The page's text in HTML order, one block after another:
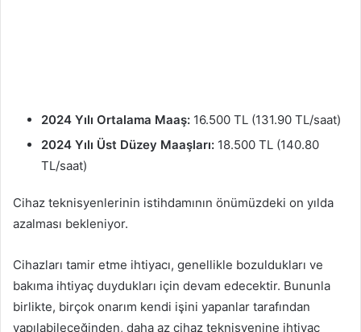
2024 Yılı Ortalama Maaş: 16.500 TL (131.90 TL/saat)
2024 Yılı Üst Düzey Maaşları: 18.500 TL (140.80
TL/saat)
Cihaz teknisyenlerinin istihdamının önümüzdeki on yılda
azalması bekleniyor.
Cihazları tamir etme ihtiyacı, genellikle bozuldukları ve
bakıma ihtiyaç duydukları için devam edecektir. Bununla
birlikte, birçok onarım kendi işini yapanlar tarafından
yapılabileceğinden, daha az cihaz teknisyenine ihtiyaç